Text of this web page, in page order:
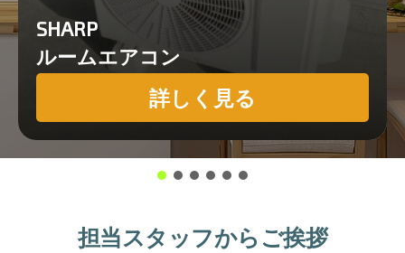
SHARP
ルームエアコン
詳しく見る
担当スタッフからご挨拶